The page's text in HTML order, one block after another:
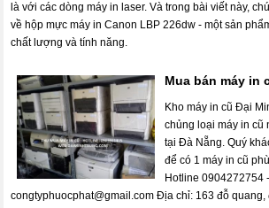
là với các dòng máy in laser. Và trong bài viết này,
về hộp mực máy in Canon LBP 226dw - một sản
chất lượng và tính năng.
Mua bán máy in
Kho máy in cũ Đại
chủng loại máy in cũ
tại Đà Nẵng. Quý
để có 1 máy in cũ
Hotline 0904272754
congtyphuocphat@gmail.com Địa chỉ: 163 đỗ quang,